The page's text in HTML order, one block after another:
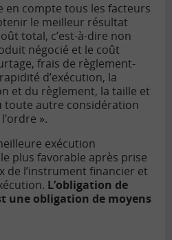
en compte tous les facteurs
le meilleur résultat
total, c’est-à-dire non
négocié et le coût
frais de règlement-
d’exécution, la
et du règlement, la taille et
toute autre considération
».
exécution
plus favorable après prise
de l’instrument financier et
L’obligation de
une obligation de moyens